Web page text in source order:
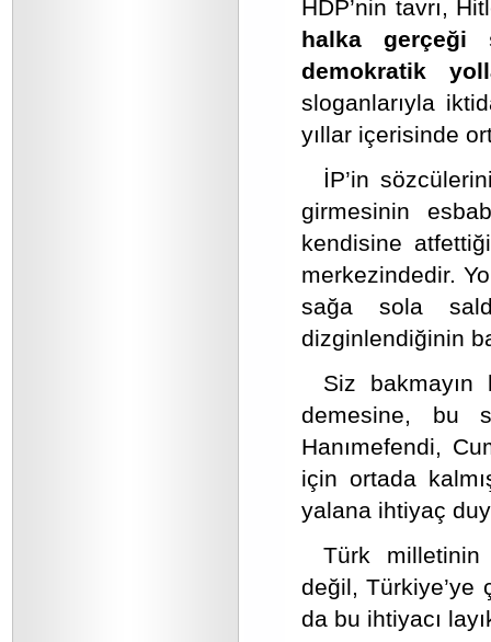
HDP’nin tavrı,
halka gerçeği
demokratik
sloganlarıyla
yıllar içerisinde
İP’in
girmesinin
kendisine
merkezindedir.
sağa sola
dizginlendiğinin
Siz bakmayın
demesine, bu
Hanımefendi,
için ortada
yalana ihtiyaç
Türk milletinin
değil, Türkiye’ye
da bu ihtiyacı